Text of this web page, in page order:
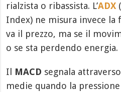
rialzista o ribassista. L’ADX
Index) ne misura invece la
va il prezzo, ma se il
o se sta perdendo energia.
Il MACD segnala
medie quando la